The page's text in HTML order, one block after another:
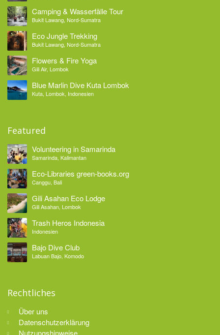
Camping & Wasserfälle Tour
Bukit Lawang, Nord-Sumatra
Eco Jungle Trekking
Bukit Lawang, Nord-Sumatra
Flowers & Fire Yoga
Gili Air, Lombok
Blue Marlin Dive Kuta Lombok
Kuta, Lombok, Indonesien
Featured
Volunteering in Samarinda
Samarinda, Kalimantan
Eco-Libraries green-books.org
Canggu, Bali
Gili Asahan Eco Lodge
Gili Asahan, Lombok
Trash Heros Indonesia
Indonesien
Bajo Dive Club
Labuan Bajo, Komodo
Rechtliches
Über uns
Datenschutzerklärung